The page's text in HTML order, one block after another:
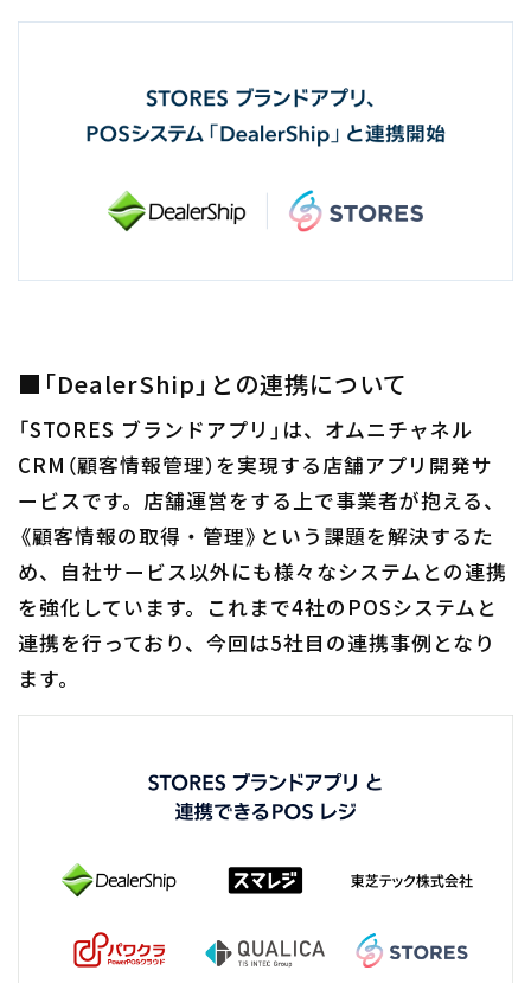
■「DealerShip」との連携について
「STORES ブランドアプリ」は、オムニチャネル
CRM（顧客情報管理）を実現する店舗アプリ開発サ
ービスです。店舗運営をする上で事業者が抱える、
《顧客情報の取得・管理》という課題を解決するた
め、自社サービス以外にも様々なシステムとの連携
を強化しています。これまで4社のPOSシステムと
連携を行っており、今回は5社目の連携事例となり
ます。